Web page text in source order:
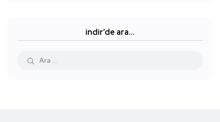
indir’de ara…